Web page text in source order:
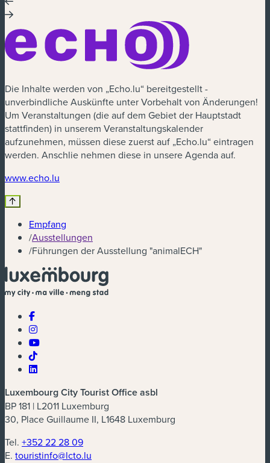
Die Inhalte werden von „Echo.lu“ bereitgestellt -
unverbindliche Auskünfte unter Vorbehalt von Änderungen!
Um Veranstaltungen (die auf dem Gebiet der Hauptstadt
stattfinden) in unserem Veranstaltungskalender
aufzunehmen, müssen diese zuerst auf „Echo.lu“ eintragen
werden. Anschlie nehmen diese in unsere Agenda auf.
www.echo.lu
Empfang
/Ausstellungen
/Führungen der Ausstellung "animalECH"
Luxembourg City Tourist Office asbl
BP 181 | L2011 Luxemburg
30, Place Guillaume II, L1648 Luxemburg
Tel. +352 22 28 09
E. touristinfo@lcto.lu